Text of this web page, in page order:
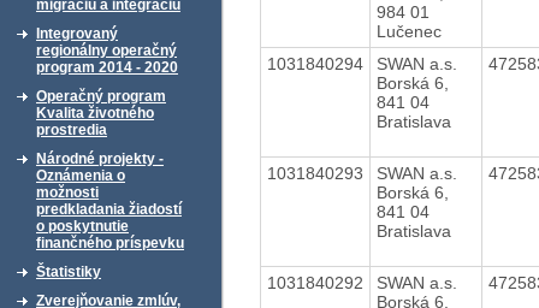
migráciu a integráciu
Integrovaný
regionálny operačný
program 2014 - 2020
Operačný program
Kvalita životného
prostredia
Národné projekty -
Oznámenia o
možnosti
predkladania žiadostí
o poskytnutie
finančného príspevku
Štatistiky
Zverejňovanie zmlúv,
984 01
Lučenec
1031840294
SWAN a.s.
Borská 6,
841 04
Bratislava
1031840293
SWAN a.s.
Borská 6,
841 04
Bratislava
1031840292
SWAN a.s.
Borská 6,